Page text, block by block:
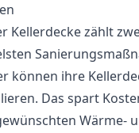
Kellerdecke zählt
können ihre
Das spart
Wärme-